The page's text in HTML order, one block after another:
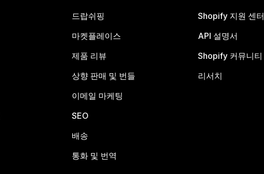
드랍쉬핑
마켓플레이스
제품 리뷰
상향 판매 및 번들
이메일 마케팅
SEO
배송
통화 및 번역
Shopify 지원 센터
API 설명서
Shopify 커뮤니티
리서치